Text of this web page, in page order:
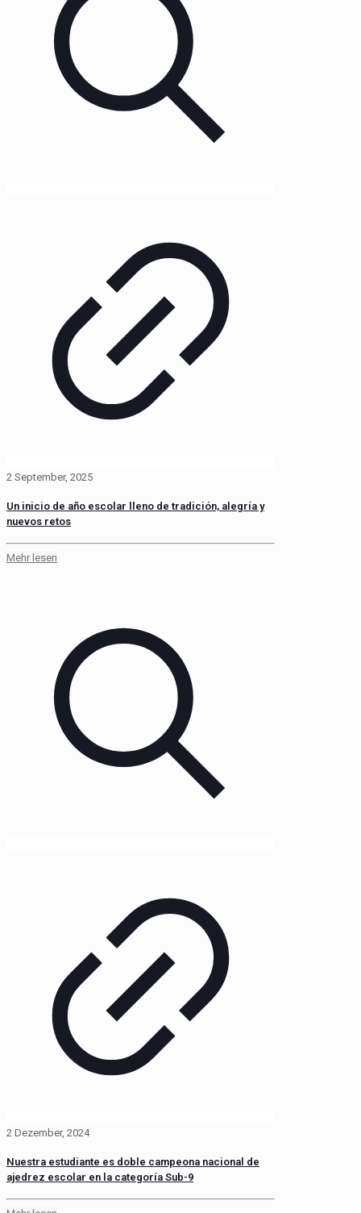
2 September, 2025
Un inicio de año escolar lleno de tradición, alegría y
nuevos retos
Mehr lesen
2 Dezember, 2024
Nuestra estudiante es doble campeona nacional de
ajedrez escolar en la categoría Sub-9